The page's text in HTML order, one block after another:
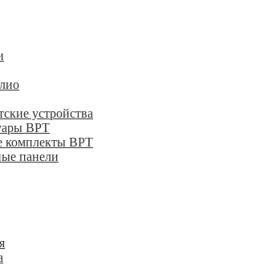
устройства
BPT
комплекты BPT
панели